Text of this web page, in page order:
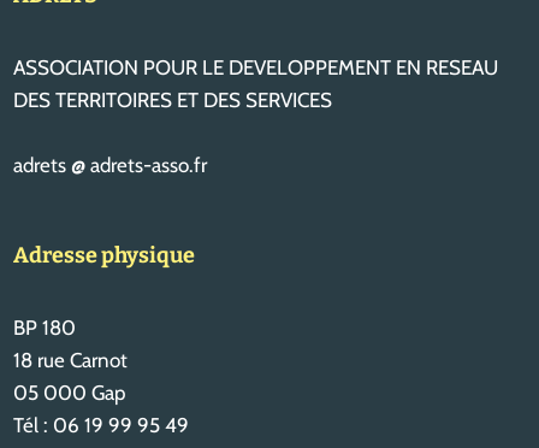
ASSOCIATION POUR LE DEVELOPPEMENT EN RESEAU
DES TERRITOIRES ET DES SERVICES
adrets @ adrets-asso.fr
Adresse physique
BP 180
18 rue Carnot
05 000 Gap
Tél : 06 19 99 95 49